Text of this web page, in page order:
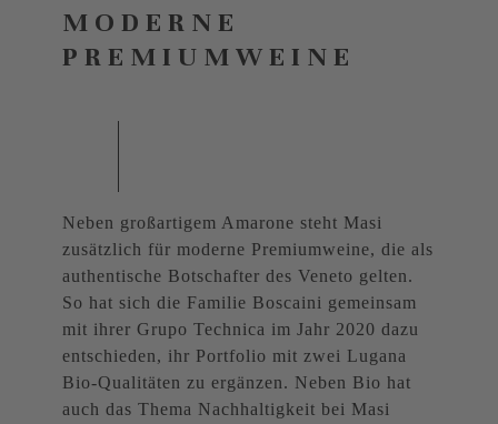
MODERNE
PREMIUMWEINE
Neben großartigem Amarone steht Masi
zusätzlich für moderne Premiumweine, die als
authentische Botschafter des Veneto gelten.
So hat sich die Familie Boscaini gemeinsam
mit ihrer Grupo Technica im Jahr 2020 dazu
entschieden, ihr Portfolio mit zwei Lugana
Bio-Qualitäten zu ergänzen. Neben Bio hat
auch das Thema Nachhaltigkeit bei Masi